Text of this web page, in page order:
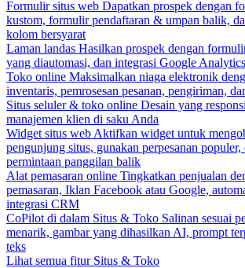
Formulir situs web Dapatkan prospek dengan
kustom, formulir pendaftaran & umpan balik,
kolom bersyarat
Laman landas Hasilkan prospek dengan
yang diautomasi, dan integrasi Google Analytics
Toko online Maksimalkan niaga elektronik
inventaris, pemrosesan pesanan, pengiriman,
Situs seluler & toko online Desain yang
manajemen klien di saku Anda
Widget situs web Aktifkan widget untuk
pengunjung situs, gunakan perpesanan populer,
permintaan panggilan balik
Alat pemasaran online Tingkatkan penjualan
pemasaran, Iklan Facebook atau Google,
integrasi CRM
CoPilot di dalam Situs & Toko Salinan sesuai
menarik, gambar yang dihasilkan AI, prompt
teks
Lihat semua fitur Situs & Toko